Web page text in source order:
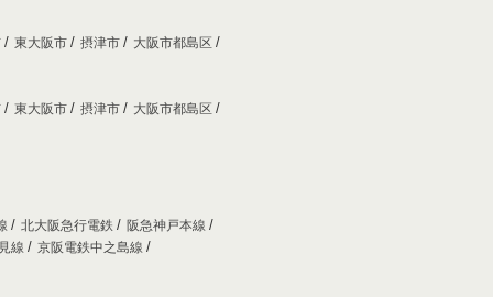
東大阪市 摂津市
大阪市都島区
東大阪市 摂津市
大阪市都島区
北大阪急行電鉄
阪急神戸本線
線
京阪電鉄中之島線